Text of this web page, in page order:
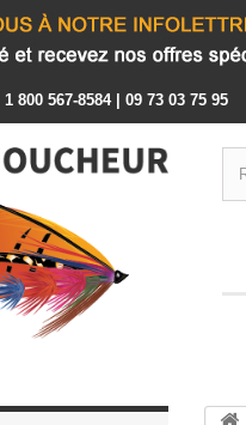
1 800 567-8584 | 09 73 03 75 95